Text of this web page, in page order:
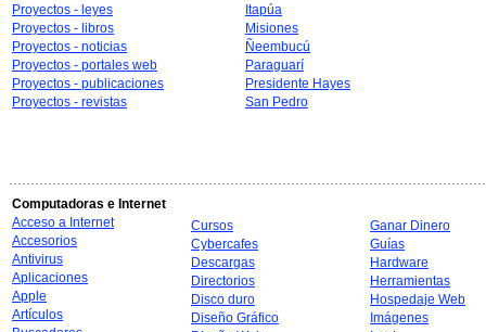
Proyectos - leyes
Proyectos - libros
Proyectos - noticias
Proyectos - portales web
Proyectos - publicaciones
Proyectos - revistas
Itapúa
Misiones
Ñeembucú
Paraguarí
Presidente Hayes
San Pedro
Computadoras e Internet
Acceso a Internet
Accesorios
Antivirus
Aplicaciones
Apple
Artículos
Cursos
Cybercafes
Descargas
Directorios
Disco duro
Diseño Gráfico
Ganar Dinero
Guías
Hardware
Herramientas
Hospedaje Web
Imágenes